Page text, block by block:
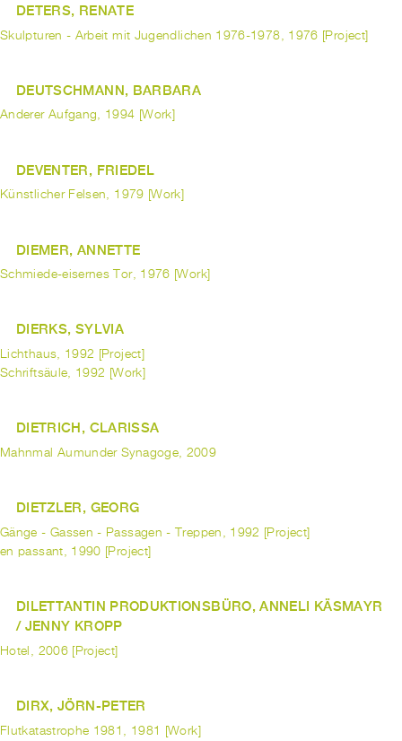
DETERS, RENATE
Skulpturen - Arbeit mit Jugendlichen 1976-1978, 1976 [Project]
DEUTSCHMANN, BARBARA
Anderer Aufgang, 1994 [Work]
DEVENTER, FRIEDEL
Künstlicher Felsen, 1979 [Work]
DIEMER, ANNETTE
Schmiede-eisernes Tor, 1976 [Work]
DIERKS, SYLVIA
Lichthaus, 1992 [Project]
Schriftsäule, 1992 [Work]
DIETRICH, CLARISSA
Mahnmal Aumunder Synagoge, 2009
DIETZLER, GEORG
Gänge - Gassen - Passagen - Treppen, 1992 [Project]
en passant, 1990 [Project]
DILETTANTIN PRODUKTIONSBÜRO, ANNELI KÄSMAYR
/ JENNY KROPP
Hotel, 2006 [Project]
DIRX, JÖRN-PETER
Flutkatastrophe 1981, 1981 [Work]